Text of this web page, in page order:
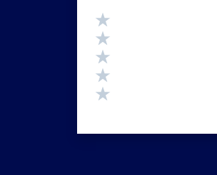
Valutazione